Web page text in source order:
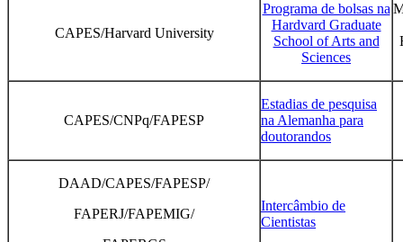
CAPES/Harvard University
Programa de bolsas na
Hardvard Graduate
School of Arts and
Sciences
CAPES/CNPq/FAPESP
Estadias de pesquisa
na Alemanha para
doutorandos
DAAD/CAPES/FAPESP/
FAPERJ/FAPEMIG/
Intercâmbio de
Cientistas